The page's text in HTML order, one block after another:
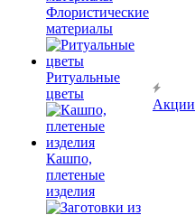
Флористические
материалы
Ритуальные
цветы
Кашпо,
плетеные
изделия
Акции